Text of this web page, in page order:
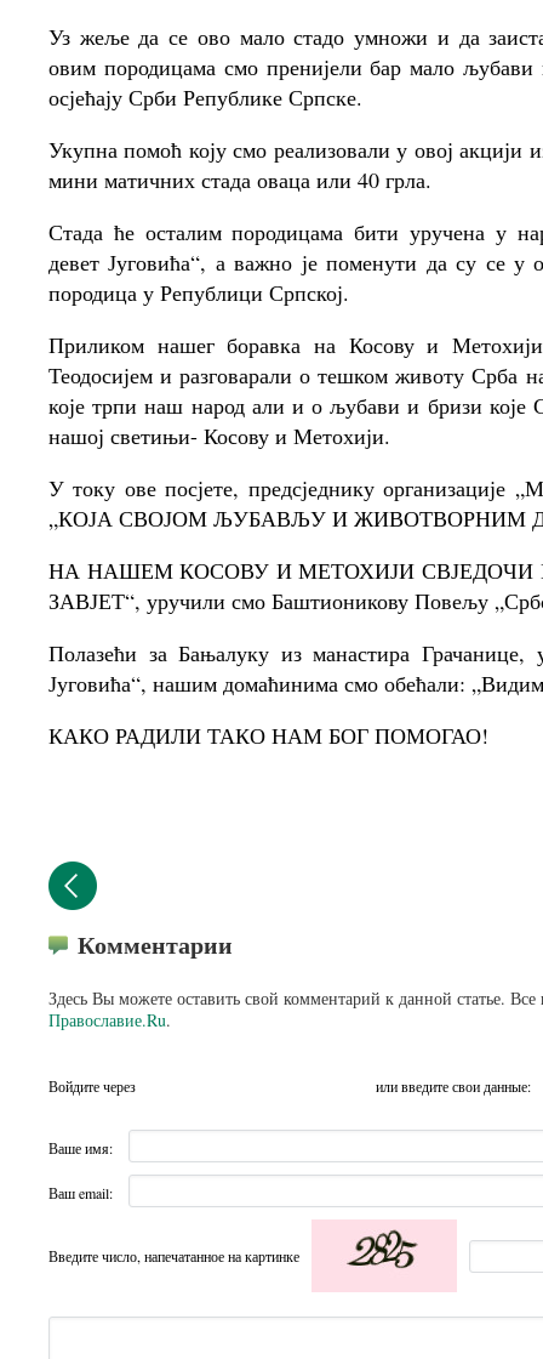
Уз жеље да се ово мало стадо умножи и да
овим породицама смо пренијели бар мало
осјећају Срби Републике Српске.
Укупна помоћ коју смо реализовали у овој акцији
мини матичних стада оваца или 40 грла.
Стада ће осталим породицама бити уручена у
девет Југовића“, а важно је поменути да су се у
породица у Републици Српској.
Приликом нашег боравка на Косову и
Теодосијем и разговарали о тешком животу
које трпи наш народ али и о љубави и бризи које
нашој светињи- Косову и Метохији.
У току ове посјете, предсједнику организације
„КОЈА СВОЈОМ ЉУБАВЉУ И ЖИВОТВОРНИМ
НА НАШЕМ КОСОВУ И МЕТОХИЈИ СВЈЕДОЧИ
ЗАВЈЕТ“, уручили смо Баштионикову Повељу
Полазећи за Бањалуку из манастира Грачанице,
Југовића“, нашим домаћинима смо обећали:
КАКО РАДИЛИ ТАКО НАМ БОГ ПОМОГАО!
Комментарии
Здесь Вы можете оставить свой комментарий к данной статье.
Православие.Ru.
Войдите через или введите свои данные:
Ваше имя:
Ваш email:
Введите число, напечатанное на картинке